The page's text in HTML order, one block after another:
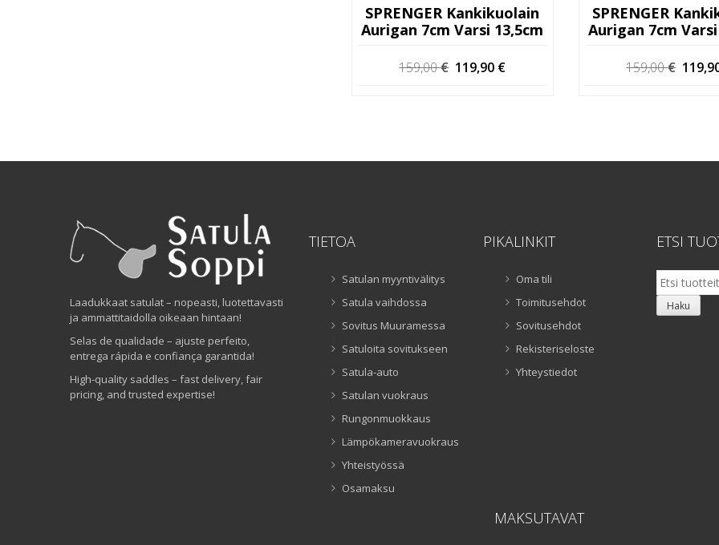
SPRENGER Kankikuolain
Aurigan 7cm Varsi 13,5cm
159,00€ Alkuperäinen
119,90 €
SPRENGER
Aurigan 7cm
159,00€
Laadukkaat satulat – nopeasti, luotettavasti
ja ammattitaidolla oikeaan hintaan!
Selas de qualidade – ajuste perfeito,
entrega rápida e confiança garantida!
High-quality saddles – fast delivery, fair
pricing, and trusted expertise!
TIETOA
Satulan myyntivälitys
Satula vaihdossa
Sovitus Muuramessa
Satuloita sovitukseen
Satula-auto
Satulan vuokraus
Rungonmuokkaus
Lämpökameravuokraus
Yhteistyössä
Osamaksu
PIKALINKIT
Oma tili
Toimitusehdot
Sovitusehdot
Rekisteriseloste
Yhteystiedot
ETSI
Etsi:
Haku
MAKSUTAVAT